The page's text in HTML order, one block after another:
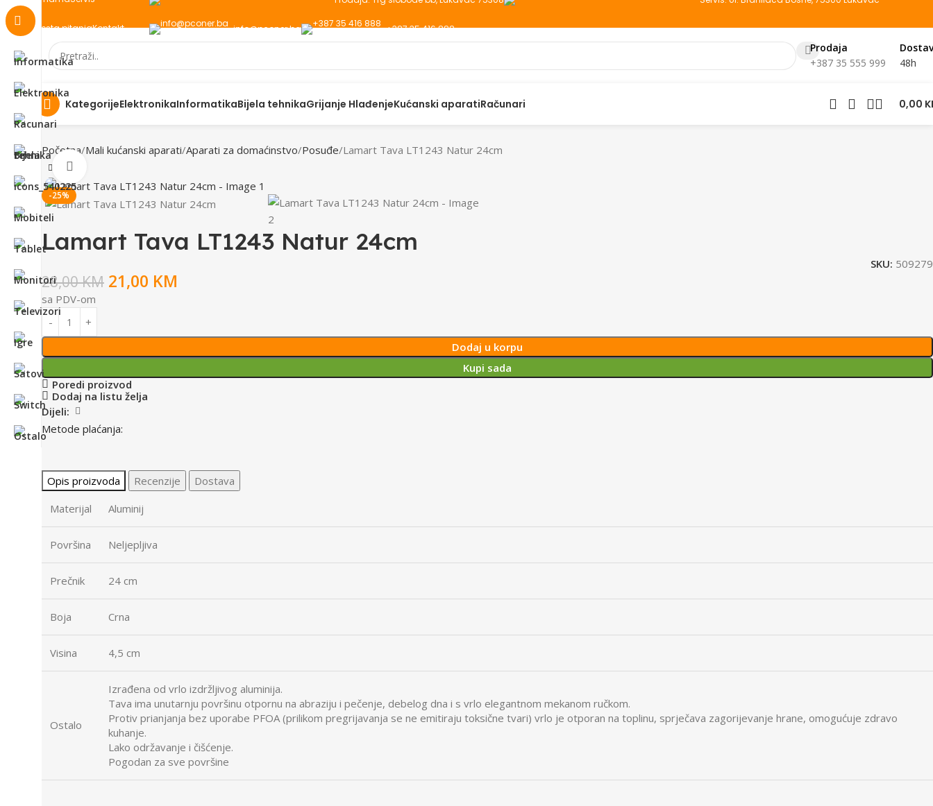
Česta pitanjaKontakt info@pconer.ba +387 35 416 888
Prodaja
+387 35 555 999
48h
KategorijeElektronikaInformatikaBijela tehnikaGrijanje HlađenjeKućanski aparatiRačunari 0,00
Početna Mali kućanski aparati Aparati za domaćinstvo Posuđe Lamart Tava LT1243 Natur 24cm
-25%
Lamart Tava LT1243 Natur 24cm
SKU: 509279
28,00KM 21,00 KM
sa PDV-om
Dodaj u korpu
Kupi sada
Poredi proizvod
Dodaj na listu želja
Dijeli:
Metode plaćanja:
Opis proizvoda Recenzije
Dostava
Materijal
Aluminij
Površina Neljepljiva
Prečnik 24 cm
Boja Crna
Visina 4,5 cm
Ostalo
Izrađena od vrlo izdržljivog aluminija.
Tava ima unutarnju površinu otpornu na abraziju i pečenje, debelog dna i s vrlo elegantnom mekanom ručkom.
Protiv prianjanja bez uporabe PFOA (prilikom pregrijavanja se ne emitiraju toksične tvari) vrlo je otporan na toplinu, sprječava zagorijevanje hrane, omogućuje zdravo
kuhanje.
Lako održavanje i čišćenje.
Pogodan za sve površine